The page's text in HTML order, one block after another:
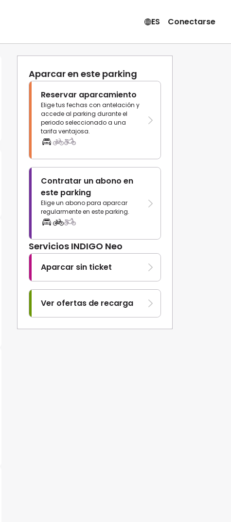
ES Conectarse
Aparcar en este parking
Reservar aparcamiento
Elige tus fechas con antelación y
accede al parking durante el
periodo seleccionado a una
tarifa ventajosa.
Contratar un abono en
este parking
Elige un abono para aparcar
regularmente en este parking.
Servicios INDIGO Neo
Aparcar sin ticket
Ver ofertas de recarga